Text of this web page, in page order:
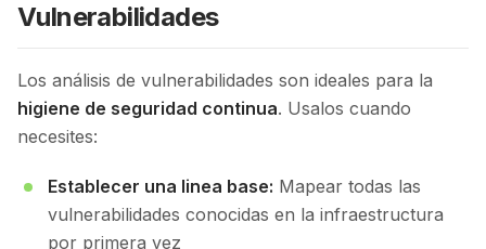
Vulnerabilidades
Los análisis de vulnerabilidades son ideales para la
higiene de seguridad continua. Usalos cuando
necesites:
Establecer una linea base: Mapear todas las
vulnerabilidades conocidas en la infraestructura
por primera vez